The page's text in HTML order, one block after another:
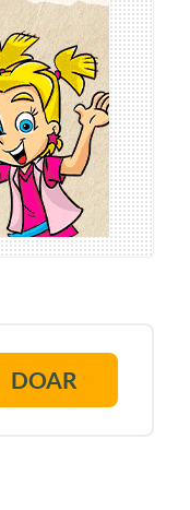
DOAR